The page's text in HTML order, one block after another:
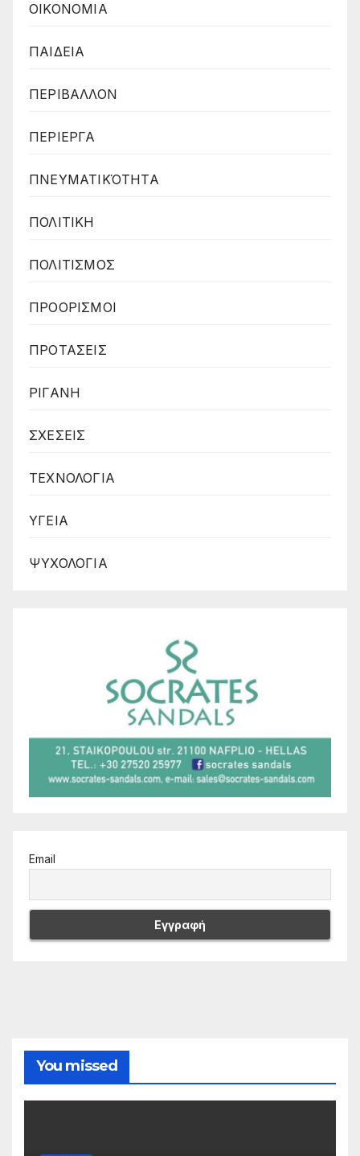
ΟΙΚΟΝΟΜΙΑ
ΠΑΙΔΕΙΑ
ΠΕΡΙΒΑΛΛΟΝ
ΠΕΡΙΕΡΓΑ
ΠΝΕΥΜΑΤΙΚΌΤΗΤΑ
ΠΟΛΙΤΙΚΗ
ΠΟΛΙΤΙΣΜΟΣ
ΠΡΟΟΡΙΣΜΟΙ
ΠΡΟΤΑΣΕΙΣ
ΡΙΓΑΝΗ
ΣΧΕΣΕΙΣ
ΤΕΧΝΟΛΟΓΙΑ
ΥΓΕΙΑ
ΨΥΧΟΛΟΓΙΑ
Email
You missed